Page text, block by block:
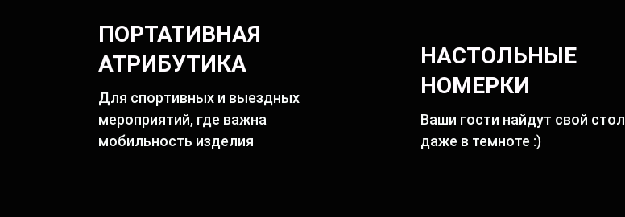
ПОРТАТИВНАЯ
АТРИБУТИКА
Для спортивных и выездных
мероприятий, где важна
мобильность изделия
НАСТОЛЬНЫЕ
НОМЕРКИ
Ваши гости найдут свой стол
даже в темноте :)